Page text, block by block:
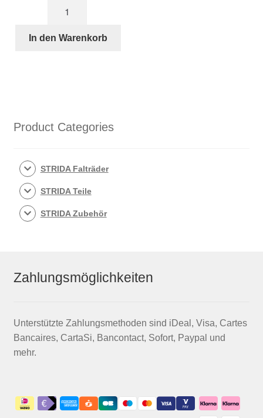
für
In den Warenkorb
Product Categories
STRIDA Falträder
STRIDA Teile
STRIDA Zubehör
Zahlungsmöglichkeiten
Unterstützte Zahlungsmethoden sind iDeal, Visa, Cartes
Bancaires, CartaSi, Bancontact, Sofort, Paypal und
mehr.